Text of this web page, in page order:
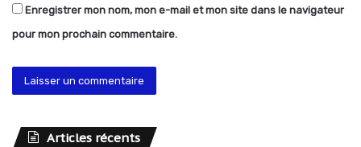
Enregistrer mon nom, mon e-mail et mon site dans le navigateur
pour mon prochain commentaire.
Articles récents